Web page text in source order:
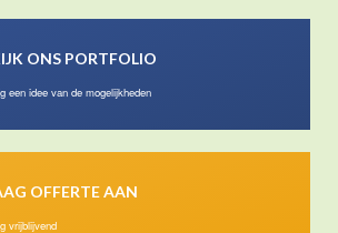
ONS PORTFOLIO
een idee van de mogelijkheden
OFFERTE AAN
vrijblijvend